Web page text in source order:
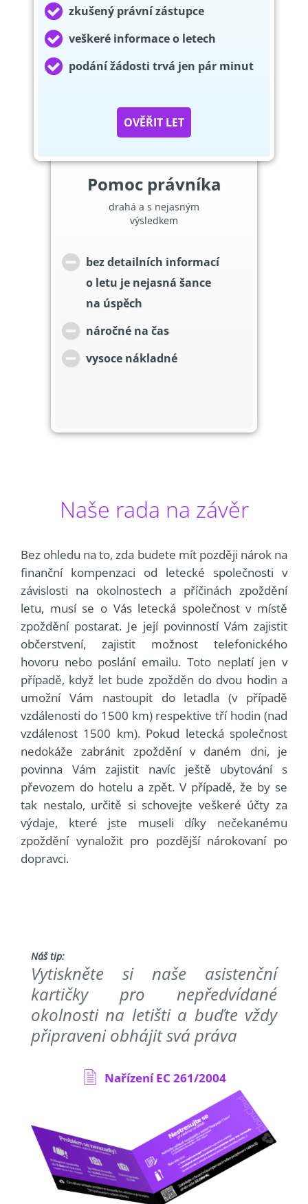
zkušený právní zástupce
veškeré informace o letech
podání žádosti trvá jen pár minut
OVĚŘIT LET
Pomoc právníka
drahá a s nejasným
výsledkem
bez detailních informací
o letu je nejasná šance
na úspěch
náročné na čas
vysoce nákladné
Naše rada na závěr
Bez ohledu na to, zda budete mít později nárok na
finanční kompenzaci od letecké společnosti v
závislosti na okolnostech a příčinách zpoždění
letu, musí se o Vás letecká společnost v místě
zpoždění postarat. Je její povinností Vám zajistit
občerstvení, zajistit možnost telefonického
hovoru nebo poslání emailu. Toto neplatí jen v
případě, když let bude zpožděn do dvou hodin a
umožní Vám nastoupit do letadla (v případě
vzdálenosti do 1500 km) respektive tří hodin (nad
vzdálenost 1500 km). Pokud letecká společnost
nedokáže zabránit zpoždění v daném dni, je
povinna Vám zajistit navíc ještě ubytování s
převozem do hotelu a zpět. V případě, že by se
tak nestalo, určitě si schovejte veškeré účty za
výdaje, které jste museli díky nečekanému
zpoždění vynaložit pro pozdější nárokovaní po
dopravci.
Náš tip:
Vytiskněte si naše asistenční
kartičky pro nepředvídané
okolnosti na letišti a buďte vždy
připraveni obhájit svá práva
Nařízení EC 261/2004